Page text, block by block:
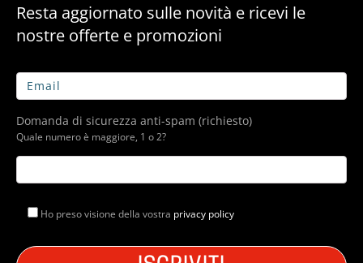
Resta aggiornato sulle novità e ricevi le
nostre offerte e promozioni
Domanda di sicurezza anti-spam (richiesto)
Quale numero è maggiore, 1 o 2?
Ho preso visione della vostra privacy policy